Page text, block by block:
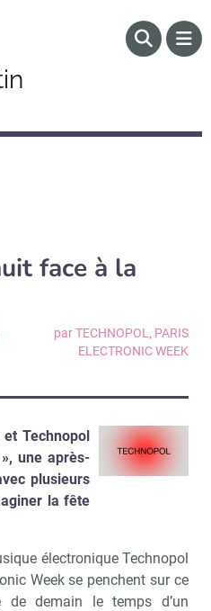
face à la
par TECHNOPOL, PARIS
ELECTRONIC WEEK
Technopol
une après-
plusieurs
la fête
électronique Technopol
Week se penchent sur ce
demain le temps d’un